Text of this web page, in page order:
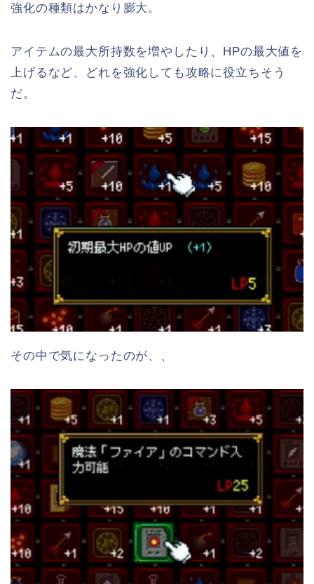
強化の種類はかなり膨大。
アイテムの最大所持数を増やしたり、HPの最大値を
上げるなど、どれを強化しても攻略に役立ちそう
だ。
その中で気になったのが、、